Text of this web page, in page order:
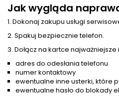
Jak wygląda
1. Dokonaj zakupu usługi
2. Spakuj bezpiecznie telefon.
3. Dołącz na kartce
adres do odesłania telefonu
numer kontaktowy
ewentualne inne usterki, które
ewentualne hasło do blokady